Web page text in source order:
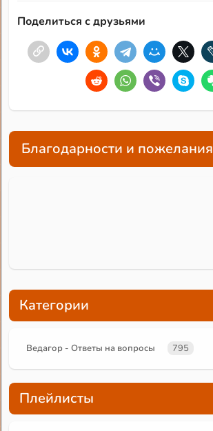
Поделиться с друзьями
Благодарности и пожелания
Категории
Ведагор - Ответы на вопросы 795
Плейлисты